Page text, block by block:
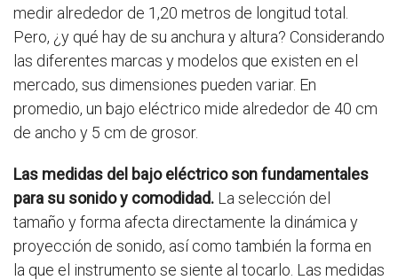
medir alrededor de 1,20 metros de longitud total.
Pero, ¿y qué hay de su anchura y altura? Considerando
las diferentes marcas y modelos que existen en el
mercado, sus dimensiones pueden variar. En
promedio, un bajo eléctrico mide alrededor de 40 cm
de ancho y 5 cm de grosor.
Las medidas del bajo eléctrico son fundamentales
para su sonido y comodidad. La selección del
tamaño y forma afecta directamente la dinámica y
proyección de sonido, así como también la forma en
la que el instrumento se siente al tocarlo. Las medidas